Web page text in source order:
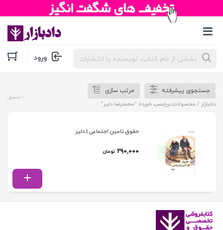
جستجوی
محصولات ورود
جستجوی پیشرفته
مرتب سازی
دادبازار / محصولات برچسب خورده “محمدرضا دلیر”
1 محصول
حقوق تامین اجتماعی | دلیر
۲۹۰,۰۰۰ تومان